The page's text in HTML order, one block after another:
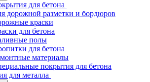
для бетона
дорожной разметки и бордюров
краски
для бетона
полы
для бетона
материалы
покрытия для бетона
для металла